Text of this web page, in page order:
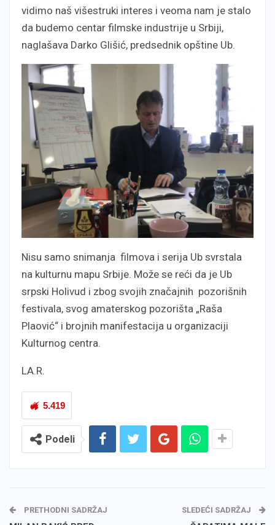
vidimo naš višestruki interes i veoma nam je stalo
da budemo centar filmske industrije u Srbiji,
naglašava Darko Glišić, predsednik opštine Ub.
Nisu samo snimanja filmova i serija Ub svrstala
na kulturnu mapu Srbije. Može se reći da je Ub
srpski Holivud i zbog svojih značajnih pozorišnih
festivala, svog amaterskog pozorišta „Raša
Plaović“ i brojnih manifestacija u organizaciji
Kulturnog centra.
LA.R.
5.419
Podeli
PRETHODNI SADRŽAJ SLEDEĆI SADRŽAJ